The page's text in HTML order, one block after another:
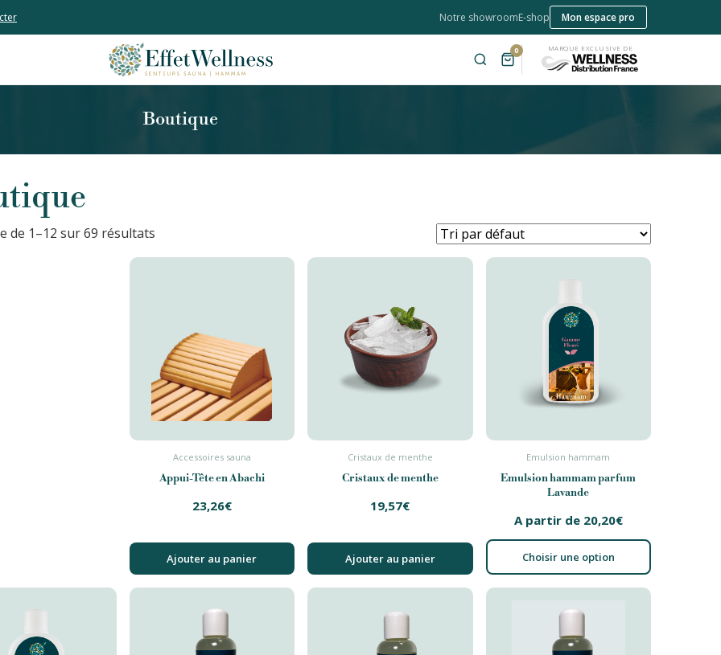
Notre showroomE-shop Mon espace pro
0 MARQUE EXCLUSIVE DE
Boutique
de 1–12 sur 69 résultats
Accessoires sauna
Appui-Tête en Abachi
23,26€
Ajouter au panier
Cristaux de menthe
Cristaux de menthe
19,57€
Ajouter au panier
Emulsion hammam
Emulsion hammam parfum
Lavande
A partir de 20,20€
Choisir une option